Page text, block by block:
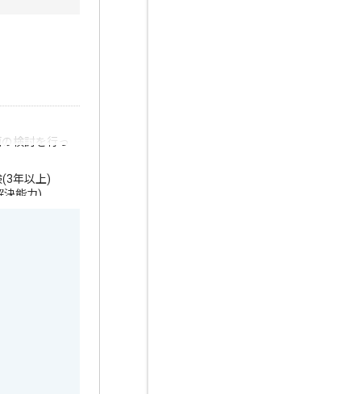
検討を行っ
年以上)
決能力)